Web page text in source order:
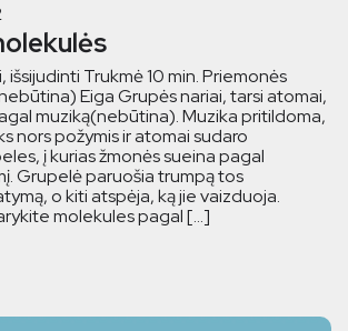
išsijudinti Trukmė 10 min. Priemonės
Eiga Grupės nariai, tarsi atomai,
muziką(nebūtina). Muzika pritildoma,
nors požymis ir atomai sudaro
į kurias žmonės sueina pagal
Grupelė paruošia trumpą tos
o kiti atspėja, ką jie vaizduoja.
molekules pagal […]